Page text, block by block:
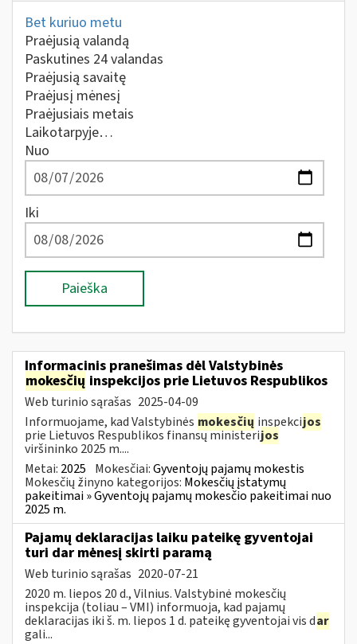
Bet kuriuo metu
Praėjusią valandą
Paskutines 24 valandas
Praėjusią savaitę
Praėjusį mėnesį
Praėjusiais metais
Laikotarpyje…
Nuo
Iki
Paieška
Informacinis pranešimas dėl Valstybinės
mokesčių inspekcijos prie Lietuvos Respublikos
Web turinio sąrašas 2025-04-09
Informuojame, kad Valstybinės mokesčių inspekcijos
prie Lietuvos Respublikos finansų ministerijos
viršininko 2025 m....
Metai: 2025 Mokesčiai:Gyventojų pajamų mokestis
Mokesčių žinyno kategorijos: Mokesčių įstatymų
pakeitimai » Gyventojų pajamų mokesčio pakeitimai nuo
2025 m.
Pajamų deklaracijas laiku pateikę gyventojai
turi dar mėnesį skirti paramą
Web turinio sąrašas 2020-07-21
2020 m. liepos 20 d., Vilnius. Valstybinė mokesčių
inspekcija (toliau – VMI) informuoja, kad pajamų
deklaracijas iki š. m. liepos 1 d. pateikę gyventojai vis dar
gali...